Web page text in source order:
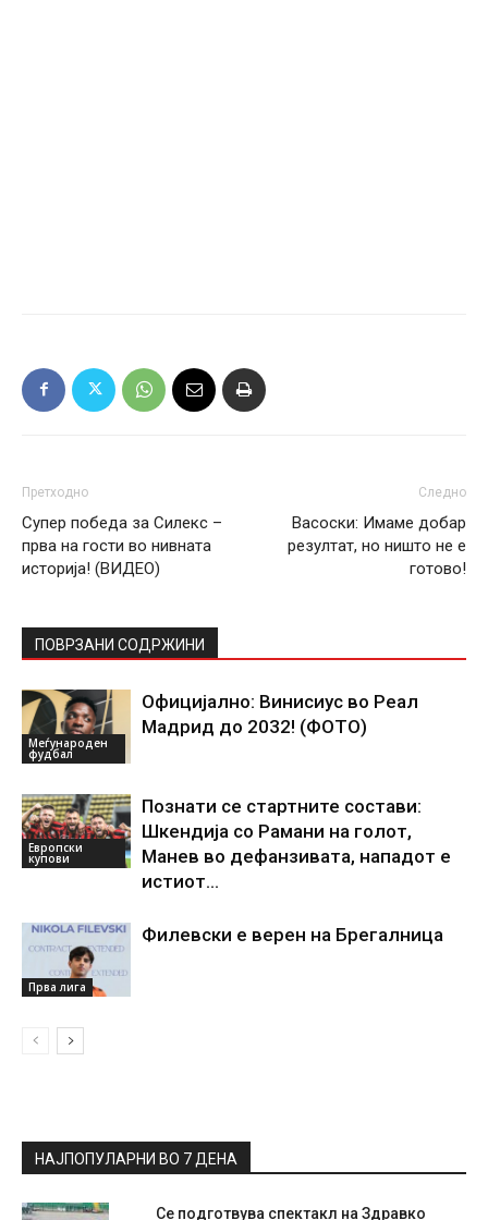
Претходно
Супер победа за Силекс –
прва на гости во нивната
историја! (ВИДЕО)
Следно
Васоски: Имаме добар
резултат, но ништо не е
готово!
ПОВРЗАНИ СОДРЖИНИ
Меѓународен
фудбал
Официјално: Винисиус во Реал
Мадрид до 2032! (ФОТО)
Европски
купови
Познати се стартните состави:
Шкендија со Рамани на голот,
Манев во дефанзивата, нападот е
истиот…
Прва лига
Филевски е верен на Брегалница
НАЈПОПУЛАРНИ ВО 7 ДЕНА
Се подготвува спектакл на Здравко